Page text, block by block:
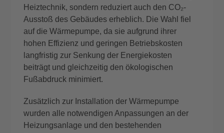
Heiztechnik, sondern reduziert auch den CO₂-
Ausstoß des Gebäudes erheblich. Die Wahl fiel
auf die Wärmepumpe, da sie aufgrund ihrer
hohen Effizienz und geringen Betriebskosten
langfristig zur Senkung der Energiekosten
beiträgt und gleichzeitig den ökologischen
Fußabdruck minimiert.
Zusätzlich zur Installation der Wärmepumpe
wurden alle notwendigen Anpassungen an der
Heizungsanlage und den bestehenden